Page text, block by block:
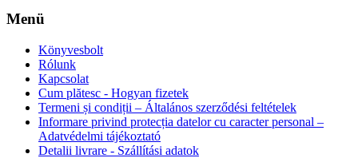
Menü
Könyvesbolt
Rólunk
Kapcsolat
Cum plătesc - Hogyan fizetek
Termeni și condiții – Általános szerződési feltételek
Informare privind protecția datelor cu caracter personal –
Adatvédelmi tájékoztató
Detalii livrare - Szállítási adatok